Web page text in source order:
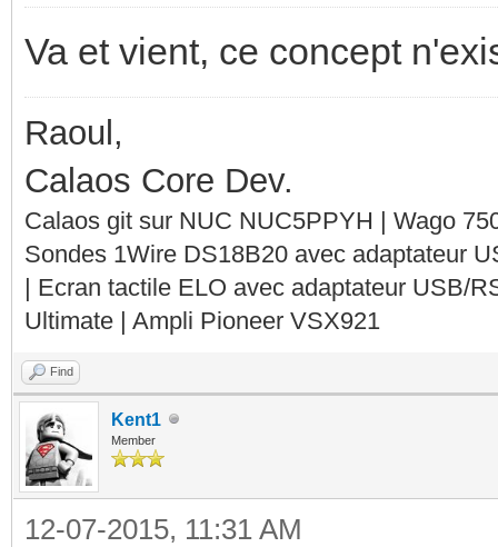
Va et vient, ce concept
Raoul,
Calaos Core Dev.
Calaos git sur NUC NUC5PPYH | Wago
Sondes 1Wire DS18B20 avec adaptateur
| Ecran tactile ELO avec adaptateur USB/
Ultimate | Ampli Pioneer VSX921
Find
Kent1
Member
12-07-2015, 11:31 AM